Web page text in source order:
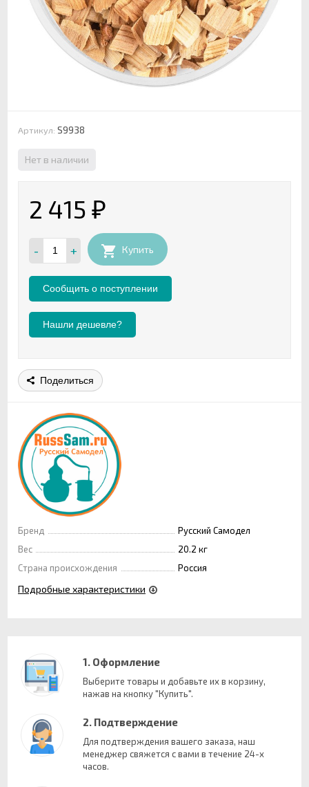
Артикул: S9938
Нет в наличии
2 415 ₽
- + Купить
Нашли дешевле?
Поделиться
Бренд
Русский Самодел
Вес
20.2 кг
Страна происхождения
Россия
Подробные характеристики
1. Оформление
Выберите товары и добавьте их в корзину,
нажав на кнопку "Купить".
2. Подтверждение
Для подтверждения вашего заказа, наш
менеджер свяжется с вами в течение 24-х
часов.